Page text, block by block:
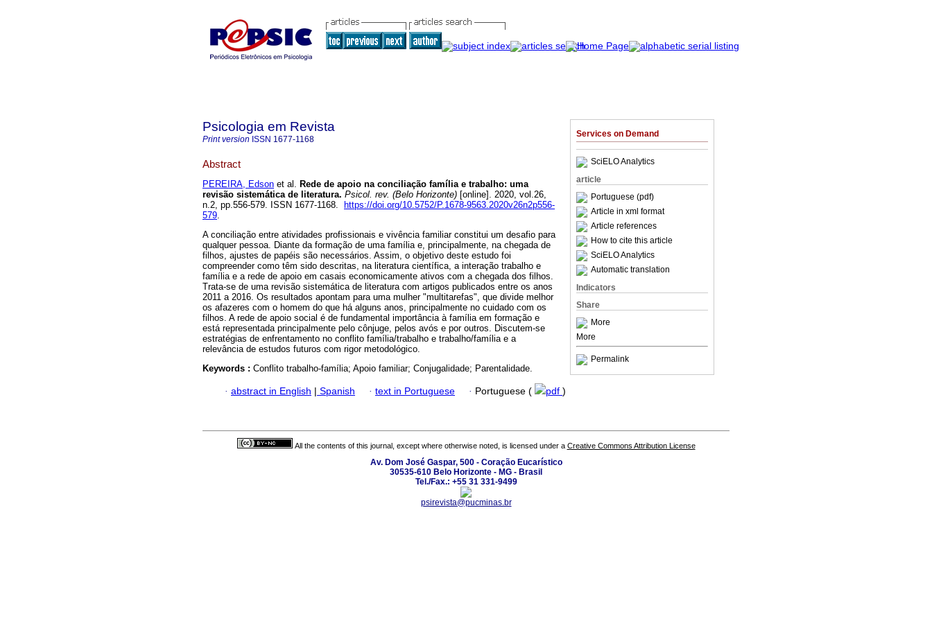
Services on Demand
SciELO Analytics
article
Portuguese (pdf)
Article in xml format
Article references
How to cite this article
SciELO Analytics
Automatic translation
Indicators
Share
More
More
Permalink
Psicologia em Revista
Print version ISSN 1677-1168
Abstract
PEREIRA, Edson et al. Rede de apoio na conciliação família e trabalho: uma
revisão sistemática de literatura. Psicol. rev. (Belo Horizonte) [online]. 2020, vol.26,
n.2, pp.556-579. ISSN 1677-1168.
https://doi.org/10.5752/P.1678-9563.2020v26n2p556-
579.
A conciliação entre atividades profissionais e vivência familiar constitui um desafio para
qualquer pessoa. Diante da formação de uma família e, principalmente, na chegada de
filhos, ajustes de papéis são necessários. Assim, o objetivo deste estudo foi
compreender como têm sido descritas, na literatura científica, a interação trabalho e
família e a rede de apoio em casais economicamente ativos com a chegada dos filhos.
Trata-se de uma revisão sistemática de literatura com artigos publicados entre os anos
2011 a 2016. Os resultados apontam para uma mulher "multitarefas", que divide melhor
os afazeres com o homem do que há alguns anos, principalmente no cuidado com os
filhos. A rede de apoio social é de fundamental importância à família em formação e
está representada principalmente pelo cônjuge, pelos avós e por outros. Discutem-se
estratégias de enfrentamento no conflito família/trabalho e trabalho/família e a
relevância de estudos futuros com rigor metodológico.
Keywords : Conflito trabalho-família; Apoio familiar; Conjugalidade; Parentalidade.
· abstract in English | Spanish · text in Portuguese · Portuguese ( pdf )
All the contents of this journal, except where otherwise noted, is licensed under a Creative Commons Attribution License
Av. Dom José Gaspar, 500 - Coração Eucarístico
30535-610 Belo Horizonte - MG - Brasil
Tel./Fax.: +55 31 331-9499
psirevista@pucminas.br